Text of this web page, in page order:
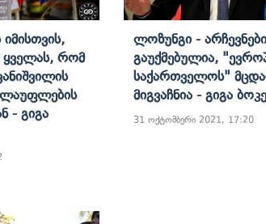
Იმისთვის,
Ყველას, Რომ
- Გიგა
Ლოზუნგი - Არჩევნები
Გაუქმებულია,
Საქართველოს"
Მიგვაჩნია - Გიგა
31 ოქტომბერი 2021, 17:20